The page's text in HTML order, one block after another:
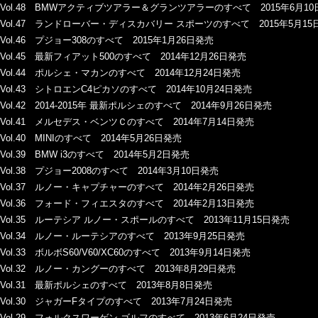
Vol.48 BMWアクティブツアラー＆グランツアラーのすべて 2015年6月10
Vol.47 ランドローバー・ディスカバリー スポーツのすべて 2015年5月15
Vol.46 プジョー308のすべて 2015年1月26日発売
Vol.45 最新フィアット500のすべて 2014年12月26日発売
Vol.44 ポルシェ・マカンのすべて 2014年12月24日発売
Vol.43 シトロエンC4ピカソのすべて 2014年10月24日発売
Vol.42 2014-2015年 最新ポルシェのすべて 2014年9月26日発売
Vol.41 メルセデス・ベンツＣのすべて 2014年7月14日発売
Vol.40 MINIのすべて 2014年5月26日発売
Vol.39 BMW i3のすべて 2014年5月2日発売
Vol.38 プジョー2008のすべて 2014年3月10日発売
Vol.37 ルノー・キャプチャーのすべて 2014年2月26日発売
Vol.36 フォード・フィエスタのすべて 2014年2月13日発売
Vol.35 ルーテシア ルノー・スポールのすべて 2013年11月15日発売
Vol.34 ルノー・ルーテシアのすべて 2013年9月25日発売
Vol.33 ボルボS60/V60/XC60のすべて 2013年9月14日発売
Vol.32 ルノー・カングーのすべて 2013年8月29日発売
Vol.31 最新ポルシェのすべて 2013年8月8日発売
Vol.30 ジャガーFタイプのすべて 2013年7月24日発売